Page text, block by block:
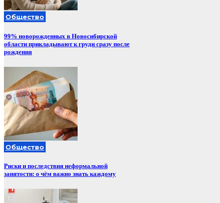
Общество
99% новорожденных в Новосибирской
области прикладывают к груди сразу после
рождения
Общество
Риски и последствия неформальной
занятости: о чём важно знать каждому